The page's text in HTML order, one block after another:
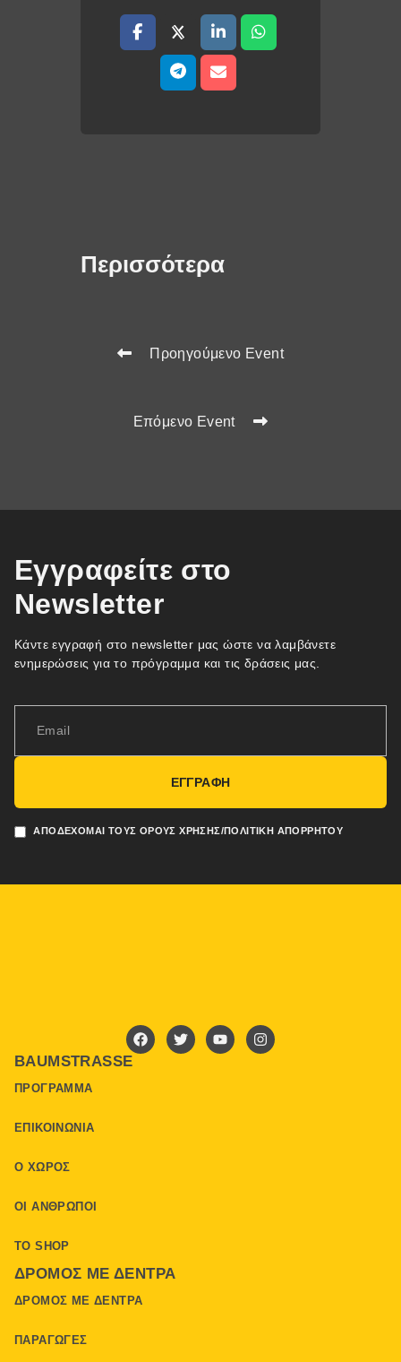
Περισσότερα
Προηγούμενο Event
Επόμενο Event
Εγγραφείτε στο
Newsletter
Κάντε εγγραφή στο newsletter μας ώστε να λαμβάνετε
ενημερώσεις για το πρόγραμμα και τις δράσεις μας.
ΑΠΟΔΈΧΟΜΑΙ ΤΟΥΣ ΌΡΟΥΣ ΧΡΉΣΗΣ/ΠΟΛΙΤΙΚΉ ΑΠΟΡΡΉΤΟΥ
ΕΓΓΡΑΦΗ
BAUMSTRASSE
ΠΡΌΓΡΑΜΜΑ
ΕΠΙΚΟΙΝΩΝΊΑ
Ο ΧΏΡΟΣ
ΟΙ ΆΝΘΡΩΠΟΙ
ΤΟ SHOP
ΔΡΌΜΟΣ ΜΕ ΔΈΝΤΡΑ
ΔΡΌΜΟΣ ΜΕ ΔΈΝΤΡΑ
ΠΑΡΑΓΩΓΈΣ